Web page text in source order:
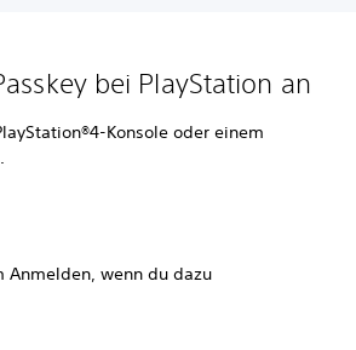
bei PlayStation an
Konsole oder einem
Anmelden, wenn du dazu